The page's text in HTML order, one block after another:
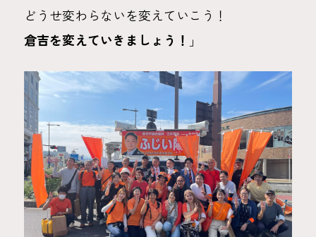
どうせ変わらないを変えていこう！
倉吉を変えていきましょう！ 」